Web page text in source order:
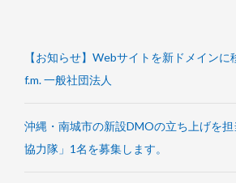
ー
送
【お知らせ】Webサイトを新ドメイン
f.m. 一般社団法人
沖縄・南城市の新設DMOの立ち上げを
協力隊」1名を募集します。